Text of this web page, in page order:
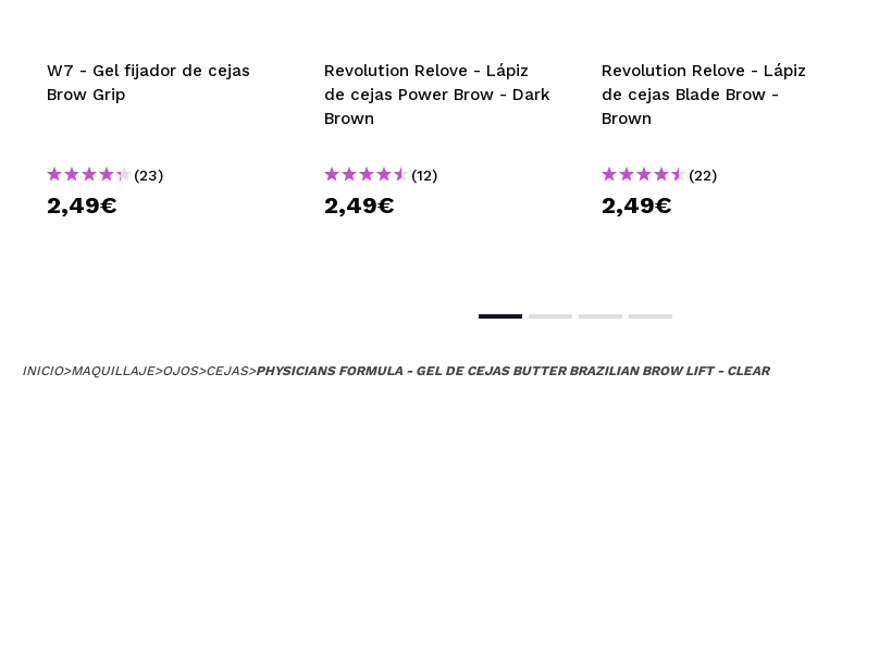
W7 - Gel fijador de cejas
Brow Grip
(23)
2,49€
Revolution Relove - Lápiz
de cejas Power Brow - Dark
Brown
(12)
2,49€
Revolution Relove - Lápiz
de cejas Blade Brow -
Brown
(22)
2,49€
INICIO>MAQUILLAJE>OJOS>CEJAS>PHYSICIANS FORMULA - GEL DE CEJAS BUTTER BRAZILIAN BROW LIFT - CLEAR